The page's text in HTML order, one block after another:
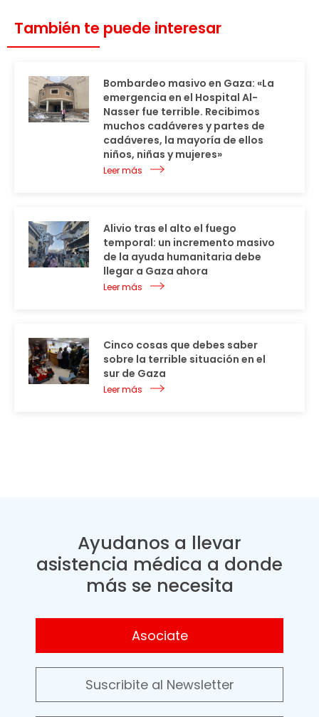
También te puede interesar
Bombardeo masivo en Gaza: «La
emergencia en el Hospital Al-
Nasser fue terrible. Recibimos
muchos cadáveres y partes de
cadáveres, la mayoría de ellos
niños, niñas y mujeres»
Leer más
Alivio tras el alto el fuego
temporal: un incremento masivo
de la ayuda humanitaria debe
llegar a Gaza ahora
Leer más
Cinco cosas que debes saber
sobre la terrible situación en el
sur de Gaza
Leer más
Ayudanos a llevar
asistencia médica a donde
más se necesita
Asociate
Suscribite al Newsletter